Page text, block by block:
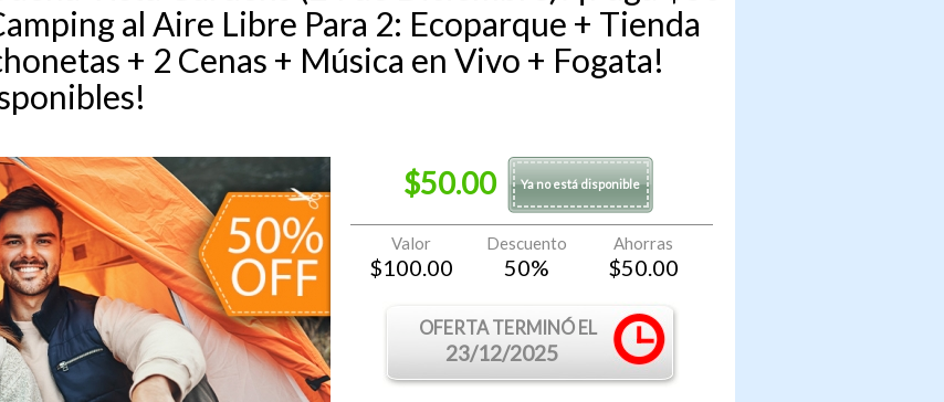
al Aire Libre Para 2: Ecoparque + Tienda
+ 2 Cenas + Música en Vivo + Fogata!
$50.00 Ya no está disponible
Valor
$100.00
Descuento
50%
Ahorras
$50.00
OFERTA TERMINÓ EL
23/12/2025